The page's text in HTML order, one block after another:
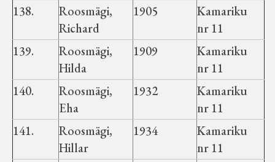
138.
Roosmägi,
Richard
1905
Kamariku
nr 11
139.
Roosmägi,
Hilda
1909
Kamariku
nr 11
140.
Roosmägi,
Eha
1932
Kamariku
nr 11
141.
Roosmägi,
Hillar
1934
Kamariku
nr 11